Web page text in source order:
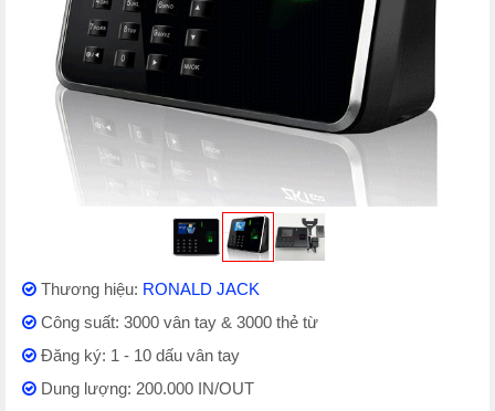
Thương hiệu: RONALD JACK
Công suất: 3000 vân tay & 3000 thẻ từ
Đăng ký: 1 - 10 dấu vân tay
Dung lượng: 200.000 IN/OUT